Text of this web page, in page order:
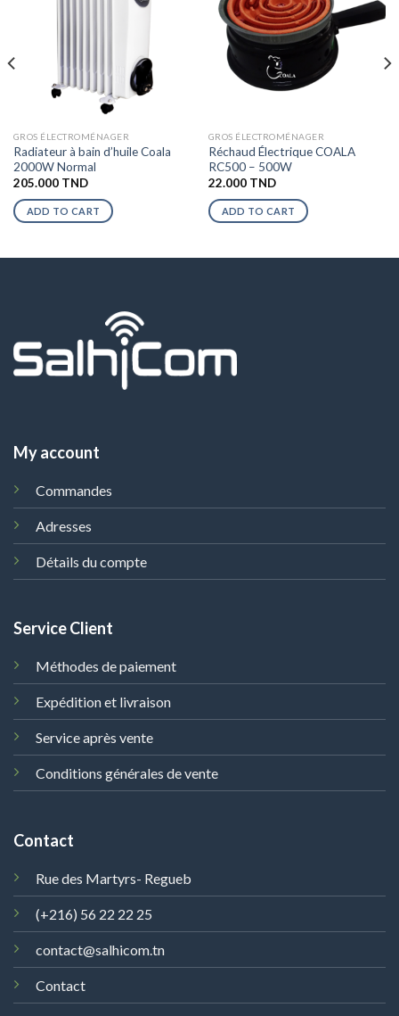
GROS ÉLECTROMÉNAGER
Radiateur à bain d’huile Coala
2000W Normal
205.000 TND
ADD TO CART
GROS ÉLECTROMÉNAGER
Réchaud Électrique COALA
RC500 – 500W
22.000 TND
ADD TO CART
My account
Commandes
Adresses
Détails du compte
Service Client
Méthodes de paiement
Expédition et livraison
Service après vente
Conditions générales de vente
Contact
Rue des Martyrs- Regueb
(+216) 56 22 22 25
contact@salhicom.tn
Contact